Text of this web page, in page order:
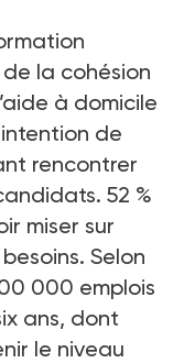
la cohésion
à domicile
de
rencontrer
52 %
miser sur
Selon
000 emplois
ans, dont
le niveau